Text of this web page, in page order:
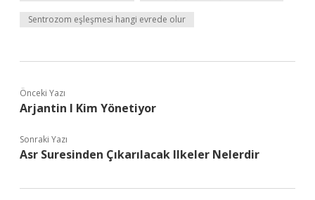
Sentrozom eşleşmesi hangi evrede olur
Önceki Yazı
Arjantin I Kim Yönetiyor
Sonraki Yazı
Asr Suresinden Çıkarılacak Ilkeler Nelerdir